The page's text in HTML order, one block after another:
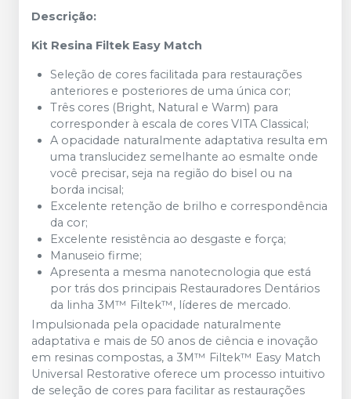
Descrição:
Kit Resina Filtek Easy Match
Seleção de cores facilitada para restaurações
anteriores e posteriores de uma única cor;
Três cores (Bright, Natural e Warm) para
corresponder à escala de cores VITA Classical;
A opacidade naturalmente adaptativa resulta em
uma translucidez semelhante ao esmalte onde
você precisar, seja na região do bisel ou na
borda incisal;
Excelente retenção de brilho e correspondência
da cor;
Excelente resistência ao desgaste e força;
Manuseio firme;
Apresenta a mesma nanotecnologia que está
por trás dos principais Restauradores Dentários
da linha 3M™ Filtek™, líderes de mercado.
Impulsionada pela opacidade naturalmente
adaptativa e mais de 50 anos de ciência e inovação
em resinas compostas, a 3M™ Filtek™ Easy Match
Universal Restorative oferece um processo intuitivo
de seleção de cores para facilitar as restaurações